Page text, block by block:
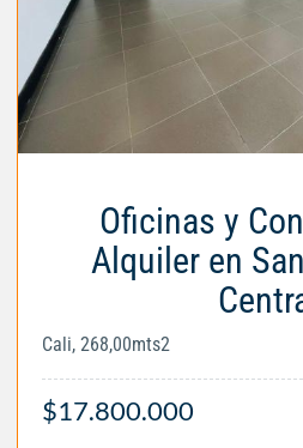
Oficinas y
Alquiler en
Cali, 268,00mts2
$17.800.000